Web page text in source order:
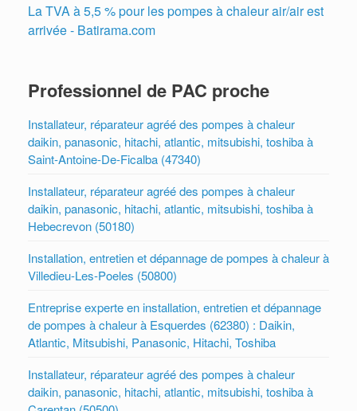
La TVA à 5,5 % pour les pompes à chaleur air/air est
arrivée - Batirama.com
Professionnel de PAC proche
Installateur, réparateur agréé des pompes à chaleur
daikin, panasonic, hitachi, atlantic, mitsubishi, toshiba à
Saint-Antoine-De-Ficalba (47340)
Installateur, réparateur agréé des pompes à chaleur
daikin, panasonic, hitachi, atlantic, mitsubishi, toshiba à
Hebecrevon (50180)
Installation, entretien et dépannage de pompes à chaleur à
Villedieu-Les-Poeles (50800)
Entreprise experte en installation, entretien et dépannage
de pompes à chaleur à Esquerdes (62380) : Daikin,
Atlantic, Mitsubishi, Panasonic, Hitachi, Toshiba
Installateur, réparateur agréé des pompes à chaleur
daikin, panasonic, hitachi, atlantic, mitsubishi, toshiba à